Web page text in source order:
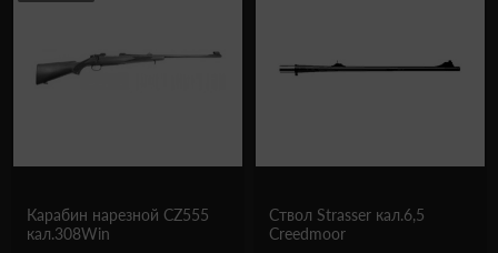
Карабин нарезной CZ555
кал.308Win
Ствол Strasser кал.6,5
Creedmoor